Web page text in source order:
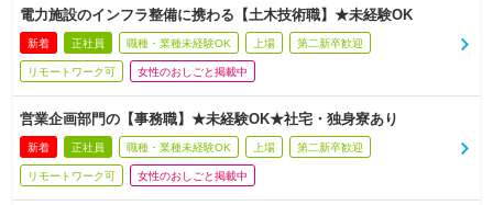
電力施設のインフラ整備に携わる【土木技術職】★未経験OK
新着 正社員 職種・業種未経験OK 上場 第二新卒歓迎
リモートワーク可 女性のおしごと掲載中
営業企画部門の【事務職】★未経験OK★社宅・独身寮あり
新着 正社員 職種・業種未経験OK 上場 第二新卒歓迎
リモートワーク可 女性のおしごと掲載中